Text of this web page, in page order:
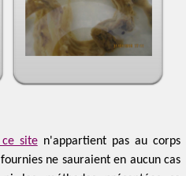
siten'appartient pas au corps
ne sauraient en aucun cas